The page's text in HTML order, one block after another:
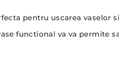
pentru uscarea
functional va va permite